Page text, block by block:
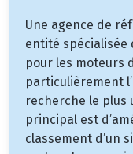
Une agence de
entité spécialisée
pour les moteurs
particulièrement
recherche le plus
principal est
classement d’un